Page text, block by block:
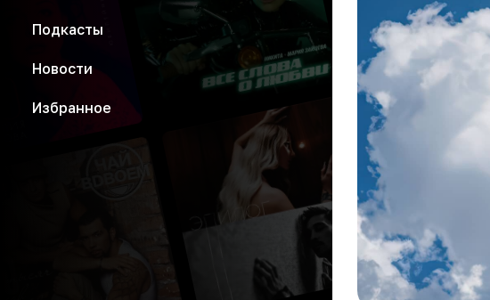
Подкасты
Новости
Избранное